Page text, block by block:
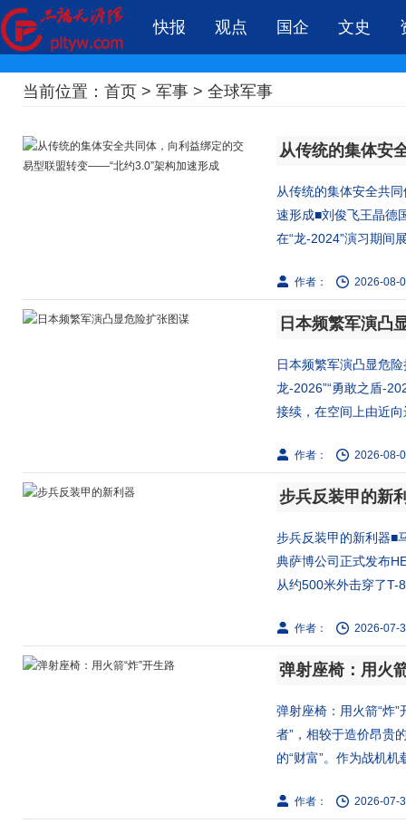
快报 观点 国企 文史
当前位置： 首页 > 军事 > 全球军事
从传统的集体安全共
速形成■刘俊飞王晶德
在“龙-2024”演习期间
作者： 2026-08-
日本频繁军演凸
日本频繁军演凸显危
龙-2026”“勇敢之盾-
接续，在空间上由近
作者： 2026-08-
步兵反装甲的新
步兵反装甲的新利器■
典萨博公司正式发布
从约500米外击穿了T-
作者： 2026-07-
弹射座椅：用火
弹射座椅：用火箭“炸
者”，相较于造价昂贵
的“财富”。作为战机机
作者： 2026-07-